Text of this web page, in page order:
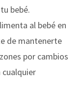
bebé.
al bebé en
de mantenerte
por cambios